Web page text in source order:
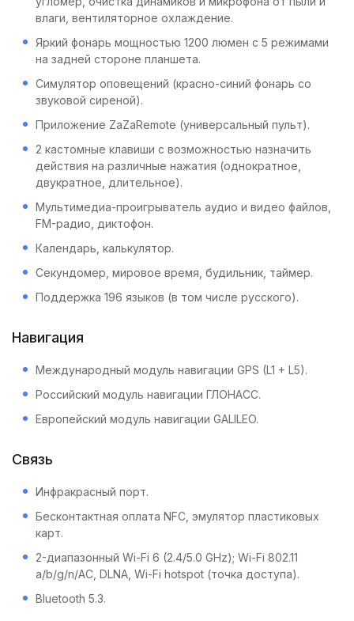
влаги, вентиляторное охлаждение.
Яркий фонарь мощностью 1200 люмен с 5 режимами
на задней стороне планшета.
Симулятор оповещений (красно-синий фонарь со
звуковой сиреной).
Приложение ZaZaRemote (универсальный пульт).
2 кастомные клавиши с возможностью назначить
действия на различные нажатия (однократное,
двукратное, длительное).
Мультимедиа-проигрыватель аудио и видео файлов,
FM-радио, диктофон.
Календарь, калькулятор.
Секундомер, мировое время, будильник, таймер.
Поддержка 196 языков (в том числе русского).
Навигация
Международный модуль навигации GPS (L1 + L5).
Российский модуль навигации ГЛОНАСС.
Европейский модуль навигации GALILEO.
Связь
Инфракрасный порт.
Бесконтактная оплата NFC, эмулятор пластиковых
карт.
2-диапазонный Wi-Fi 6 (2.4/5.0 GHz); Wi-Fi 802.11
a/b/g/n/AC, DLNA, Wi-Fi hotspot (точка доступа).
Bluetooth 5.3.